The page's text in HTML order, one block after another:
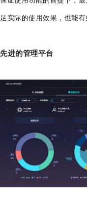
足实际的使用效果，也能
先进的管理平台